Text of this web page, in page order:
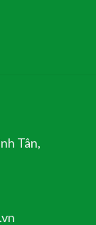
Tân,